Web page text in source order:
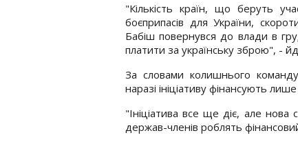
"Кількість країн, що беруть
боєприпасів для України,
Бабіш повернувся до влади в
платити за українську зброю", -
За словами колишнього
наразі ініціативу фінансують
"Ініціатива все ще діє, але
держав-членів роблять